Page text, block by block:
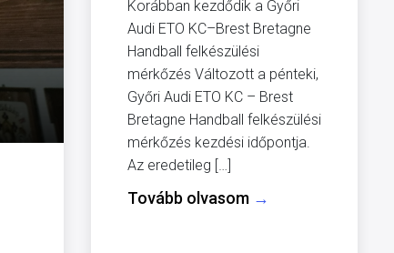
Korábban kezdődik a Győri
Audi ETO KC–Brest Bretagne
Handball felkészülési
mérkőzés Változott a pénteki,
Győri Audi ETO KC – Brest
Bretagne Handball felkészülési
mérkőzés kezdési időpontja.
Az eredetileg […]
Tovább olvasom →